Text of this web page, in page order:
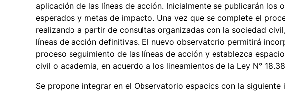
aplicación de las líneas de acción. Inicialmente se publicarán los
esperados y metas de impacto. Una vez que se complete el
realizando a partir de consultas organizadas con la sociedad
líneas de acción definitivas. El nuevo observatorio permitirá
proceso seguimiento de las líneas de acción y establezca
civil o academia, en acuerdo a los lineamientos de la Ley N°
Se propone integrar en el Observatorio espacios con la siguiente